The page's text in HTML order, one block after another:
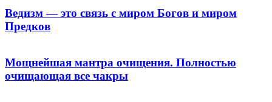
Ведизм — это связь с миром Богов и миром
Предков
Мощнейшая мантра очищения. Полностью
очищающая все чакры